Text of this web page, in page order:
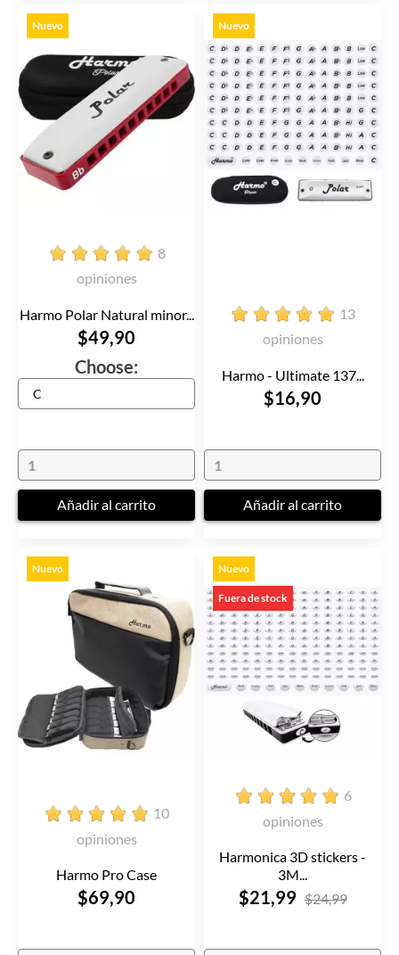
Nuevo
8
opiniones
Harmo Polar Natural minor...
$49,90
Choose:
Añadir al carrito
Nuevo
13
opiniones
Harmo - Ultimate 137...
$16,90
Añadir al carrito
Nuevo
10
opiniones
Harmo Pro Case
$69,90
Nuevo
Fuera de stock
6
opiniones
Harmonica 3D stickers -
3M...
$21,99 $24,99